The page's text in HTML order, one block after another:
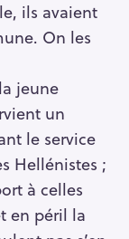
ils avaient
On les
jeune
un
le service
Hellénistes ;
à celles
en péril la